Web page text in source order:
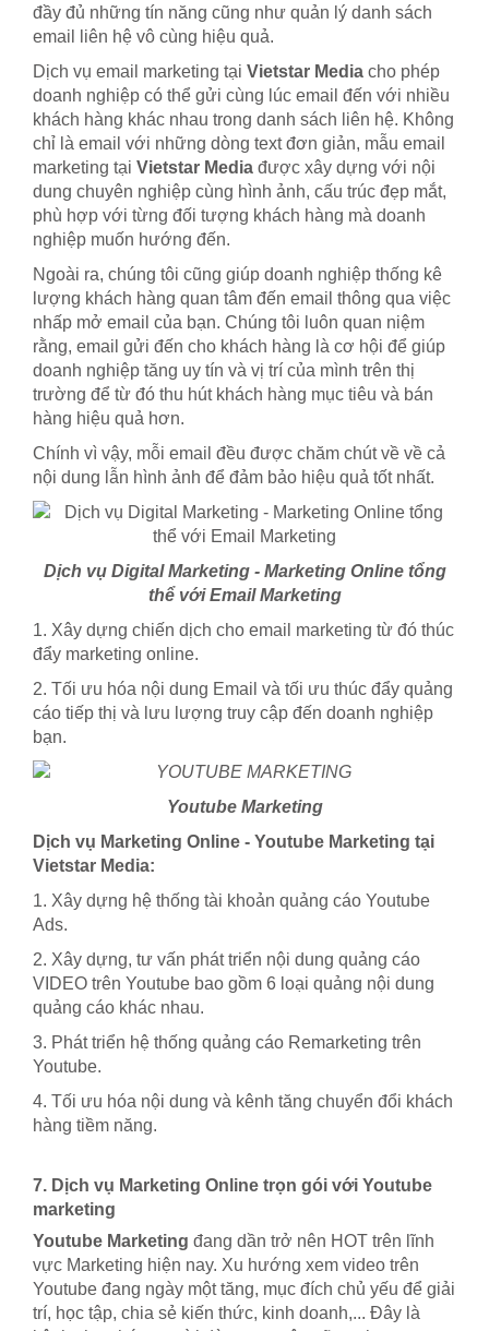
đầy đủ những tín năng cũng như quản lý danh sách
email liên hệ vô cùng hiệu quả.
Dịch vụ email marketing tại Vietstar Media cho phép
doanh nghiệp có thể gửi cùng lúc email đến với nhiều
khách hàng khác nhau trong danh sách liên hệ. Không
chỉ là email với những dòng text đơn giản, mẫu email
marketing tại Vietstar Media được xây dựng với nội
dung chuyên nghiệp cùng hình ảnh, cấu trúc đẹp mắt,
phù hợp với từng đối tượng khách hàng mà doanh
nghiệp muốn hướng đến.
Ngoài ra, chúng tôi cũng giúp doanh nghiệp thống kê
lượng khách hàng quan tâm đến email thông qua việc
nhấp mở email của bạn. Chúng tôi luôn quan niệm
rằng, email gửi đến cho khách hàng là cơ hội để giúp
doanh nghiệp tăng uy tín và vị trí của mình trên thị
trường để từ đó thu hút khách hàng mục tiêu và bán
hàng hiệu quả hơn.
Chính vì vậy, mỗi email đều được chăm chút về về cả
nội dung lẫn hình ảnh để đảm bảo hiệu quả tốt nhất.
Dịch vụ Digital Marketing - Marketing Online tổng
thể với Email Marketing
1. Xây dựng chiến dịch cho email marketing từ đó thúc
đẩy marketing online.
2. Tối ưu hóa nội dung Email và tối ưu thúc đẩy quảng
cáo tiếp thị và lưu lượng truy cập đến doanh nghiệp
bạn.
Youtube Marketing
Dịch vụ Marketing Online - Youtube Marketing tại
Vietstar Media:
1. Xây dựng hệ thống tài khoản quảng cáo Youtube
Ads.
2. Xây dựng, tư vấn phát triển nội dung quảng cáo
VIDEO trên Youtube bao gồm 6 loại quảng nội dung
quảng cáo khác nhau.
3. Phát triển hệ thống quảng cáo Remarketing trên
Youtube.
4. Tối ưu hóa nội dung và kênh tăng chuyển đổi khách
hàng tiềm năng.
7. Dịch vụ Marketing Online trọn gói với Youtube
marketing
Youtube Marketing đang dần trở nên HOT trên lĩnh
vực Marketing hiện nay. Xu hướng xem video trên
Youtube đang ngày một tăng, mục đích chủ yếu để giải
trí, học tập, chia sẻ kiến thức, kinh doanh,... Đây là